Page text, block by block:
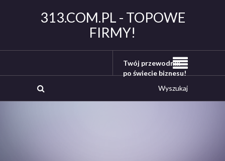
313.COM.PL - TOPOWE
FIRMY!
Twój przewodnik
po świecie biznesu!